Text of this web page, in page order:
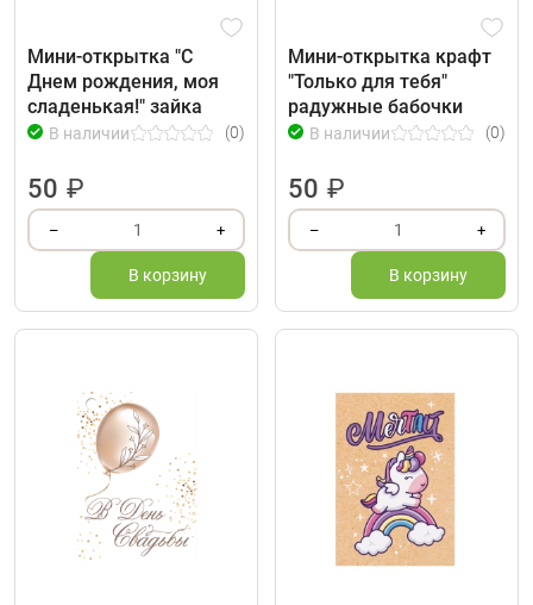
Мини-открытка "С
Днем рождения, моя
сладенькая!" зайка
В наличии (0)
50 ₽
– 1 +
В корзину
Мини-открытка крафт
"Только для тебя"
радужные бабочки
В наличии (0)
50 ₽
– 1 +
В корзину